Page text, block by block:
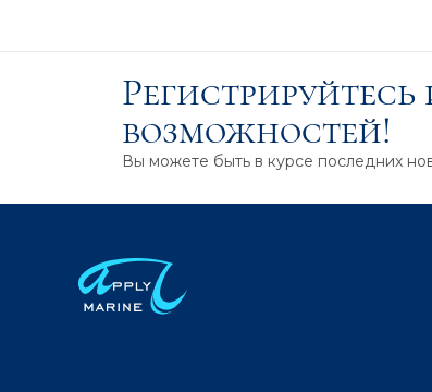
возможностей!
Вы можете быть в курсе последних